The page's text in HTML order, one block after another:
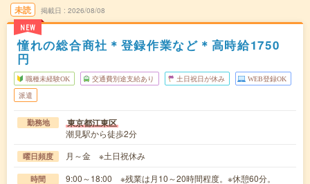
未読
NEW
掲載日 2026/08/08
憧れの総合商社＊登録作業など＊高時給1750
円
職種未経験OK 交通費別途支給あり 土日祝日が休み WEB登録OK
派遣
勤務地 東京都江東区
潮見駅から徒歩2分
曜日頻度 月～金 ※土日祝休み
時間 9:00～18:00 ※残業は月10～20時間程度。※休憩60分。